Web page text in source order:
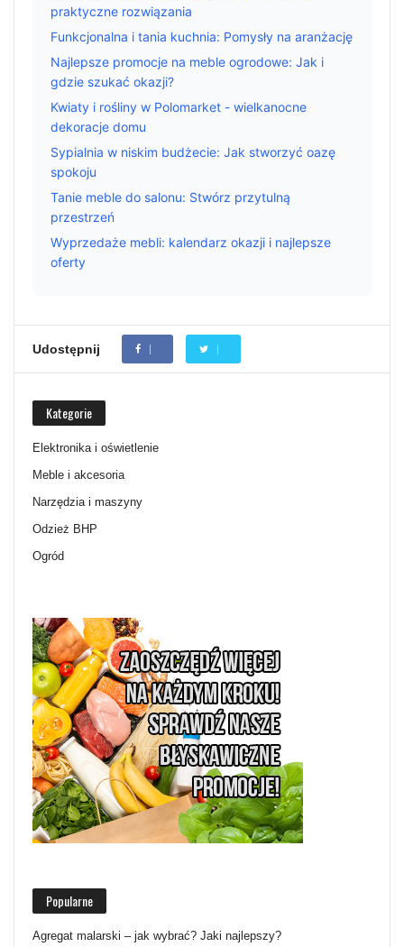
praktyczne rozwiązania
Funkcjonalna i tania kuchnia: Pomysły na aranżację
Najlepsze promocje na meble ogrodowe: Jak i
gdzie szukać okazji?
Kwiaty i rośliny w Polomarket - wielkanocne
dekoracje domu
Sypialnia w niskim budżecie: Jak stworzyć oazę
spokoju
Tanie meble do salonu: Stwórz przytulną
przestrzeń
Wyprzedaże mebli: kalendarz okazji i najlepsze
oferty
Udostępnij
Kategorie
Elektronika i oświetlenie
Meble i akcesoria
Narzędzia i maszyny
Odzież BHP
Ogród
Popularne
Agregat malarski – jak wybrać? Jaki najlepszy?